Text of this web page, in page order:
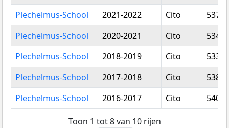
Plechelmus-School
2021-2022 Cito
Plechelmus-School
2020-2021 Cito
Plechelmus-School
2018-2019 Cito
Plechelmus-School
2017-2018 Cito
Plechelmus-School
2016-2017 Cito
Toon 1 tot 8 van 10 rijen